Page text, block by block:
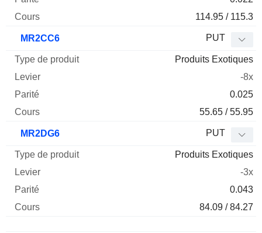
114.95 / 115.3
MR2CC6 PUT
Produits Exotiques
-8x
0.025
55.65 / 55.95
MR2DG6 PUT
Produits Exotiques
-3x
0.043
84.09 / 84.27